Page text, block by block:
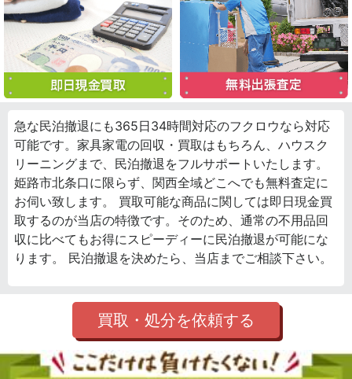
急な民泊撤退にも365日34時間対応のフクロウなら対応
可能です。家具家電の回収・買取はもちろん、ハウスク
リーニングまで、民泊撤退をフルサポートいたします。
姫路市北条口に限らず、関西全域どこへでも無料査定に
お伺い致します。 買取可能な商品に関しては即日現金買
取するのが当店の特徴です。そのため、通常の不用品回
収に比べてもお得にスピーディーに民泊撤退が可能にな
ります。 民泊撤退を決めたら、当店までご相談下さい。
買取・処分を依頼する